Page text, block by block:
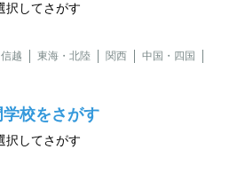
択してさがす
越 東海・北陸 関西
中国・四国
校をさがす
択してさがす